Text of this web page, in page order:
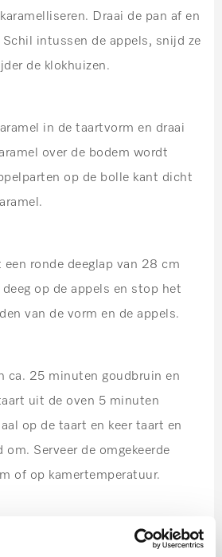
Draai de pan af en
intussen de appels, snijd ze
de klokhuizen.
in de taartvorm en draai
over de bodem wordt
op de bolle kant dicht
ronde deeglap van 28 cm
op de appels en stop het
van de vorm en de appels.
ca. 25 minuten goudbruin en
uit de oven 5 minuten
op de taart en keer taart en
Serveer de omgekeerde
of op kamertemperatuur.